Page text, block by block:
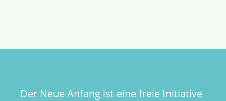
Der Neue Anfang ist eine freie Initiative